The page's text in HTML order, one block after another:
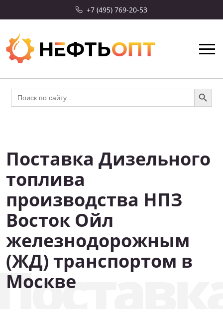
+7 (495) 769-20-53
Search
for:
Search Button
Поставка Дизельного
топлива
производства НПЗ
Восток Ойл
железнодорожным
(ЖД) транспортом в
Москве
СКИДКА 10%